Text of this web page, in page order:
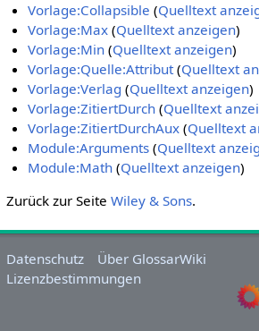
Vorlage:Collapsible (Quelltext
Vorlage:Max (Quelltext anzeigen)
Vorlage:Min (Quelltext anzeigen)
Vorlage:Quelle:Attribut(Quelltext
Vorlage:Verlag (Quelltext anzeigen)
Vorlage:ZitiertDurch (Quelltext
Vorlage:ZitiertDurchAux (Quelltext
Module:Arguments (Quelltext
Module:Math (Quelltext anzeigen)
Zurück zur Seite Wiley & Sons.
Datenschutz
Über GlossarWiki
Lizenzbestimmungen